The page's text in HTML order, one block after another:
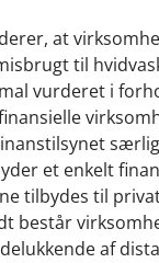
at
til
vurderet i
et enkelt
tilbydes til
består
af